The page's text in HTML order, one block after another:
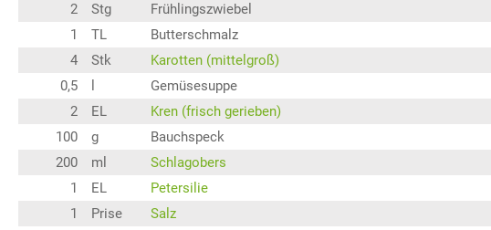
2 Stg
Frühlingszwiebel
1
TL
Butterschmalz
4
Stk
Karotten (mittelgroß)
0,5
Gemüsesuppe
2
EL
Kren (frisch gerieben)
100
g
Bauchspeck
200
ml
Schlagobers
1
EL
Petersilie
1
Prise
Salz